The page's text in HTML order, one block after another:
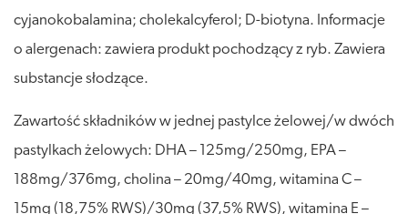
cyjanokobalamina; cholekalcyferol; D-biotyna. Informacje
o alergenach: zawiera produkt pochodzący z ryb. Zawiera
substancje słodzące.
Zawartość składników w jednej pastylce żelowej/w dwóch
pastylkach żelowych: DHA – 125mg/250mg, EPA –
188mg/376mg, cholina – 20mg/40mg, witamina C –
15mg (18,75% RWS)/30mg (37,5% RWS), witamina E –